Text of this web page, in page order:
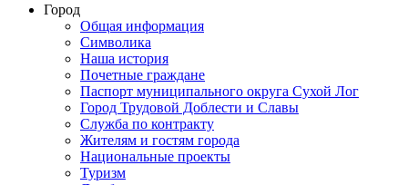
Город
Общая информация
Символика
Наша история
Почетные граждане
Паспорт муниципального округа Сухой Лог
Город Трудовой Доблести и Славы
Служба по контракту
Жителям и гостям города
Национальные проекты
Туризм